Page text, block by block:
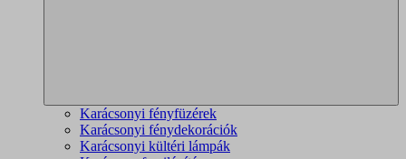
Karácsonyi fényfüzérek
Karácsonyi fénydekorációk
Karácsonyi kültéri lámpák